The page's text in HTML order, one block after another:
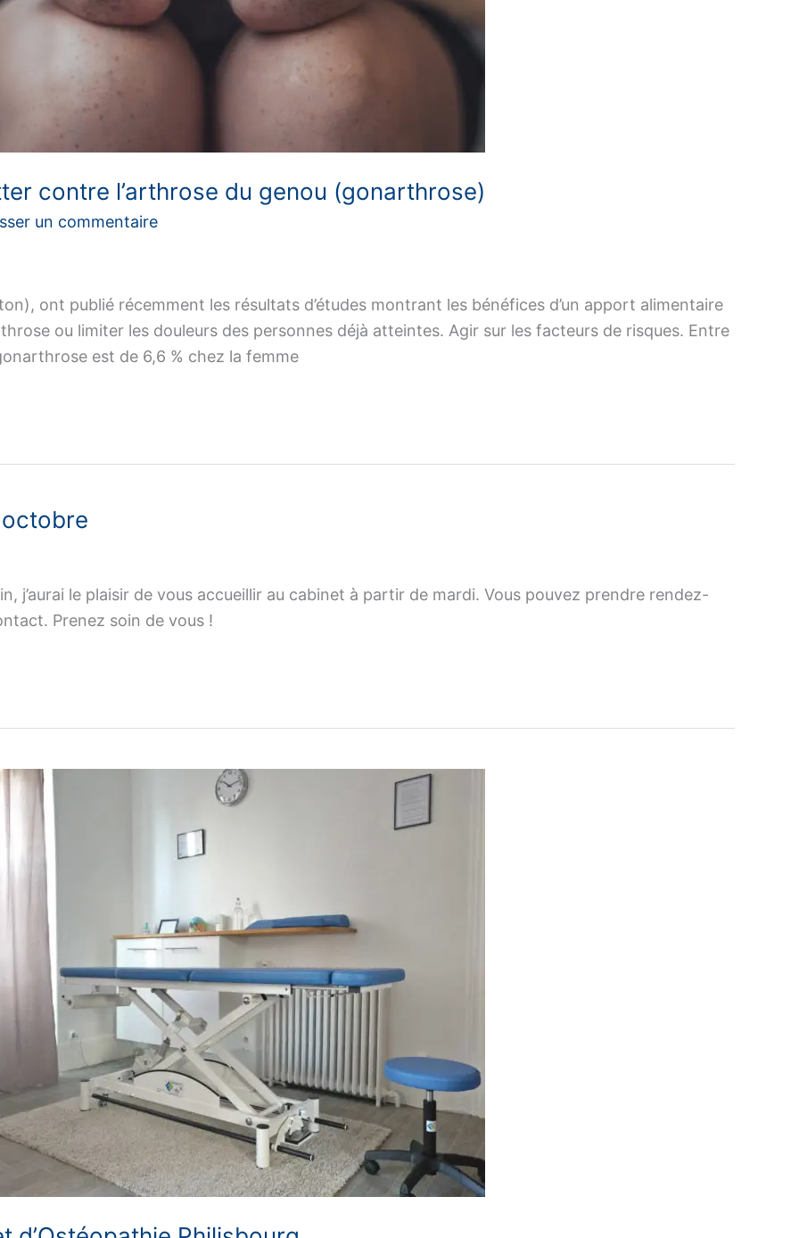
contre l’arthrose du genou (gonarthrose)
un commentaire
ont publié récemment les résultats d’études montrant les bénéfices d’un apport alimentaire
ou limiter les douleurs des personnes déjà atteintes. Agir sur les facteurs de risques. Entre
est de 6,6 % chez la femme
j’aurai le plaisir de vous accueillir au cabinet à partir de mardi. Vous pouvez prendre rendez-
Prenez soin de vous !